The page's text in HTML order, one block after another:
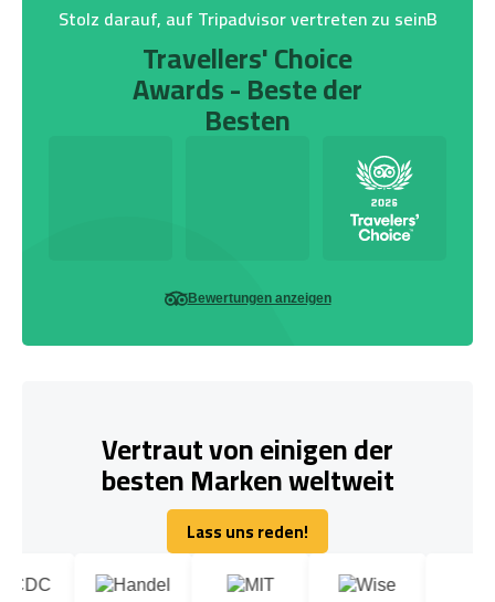
Stolz darauf, auf Tripadvisor vertreten zu seinB
Travellers' Choice
Awards - Beste der
Besten
Bewertungen anzeigen
Vertraut von einigen der
besten Marken weltweit
Lass uns reden!
Lass uns reden!